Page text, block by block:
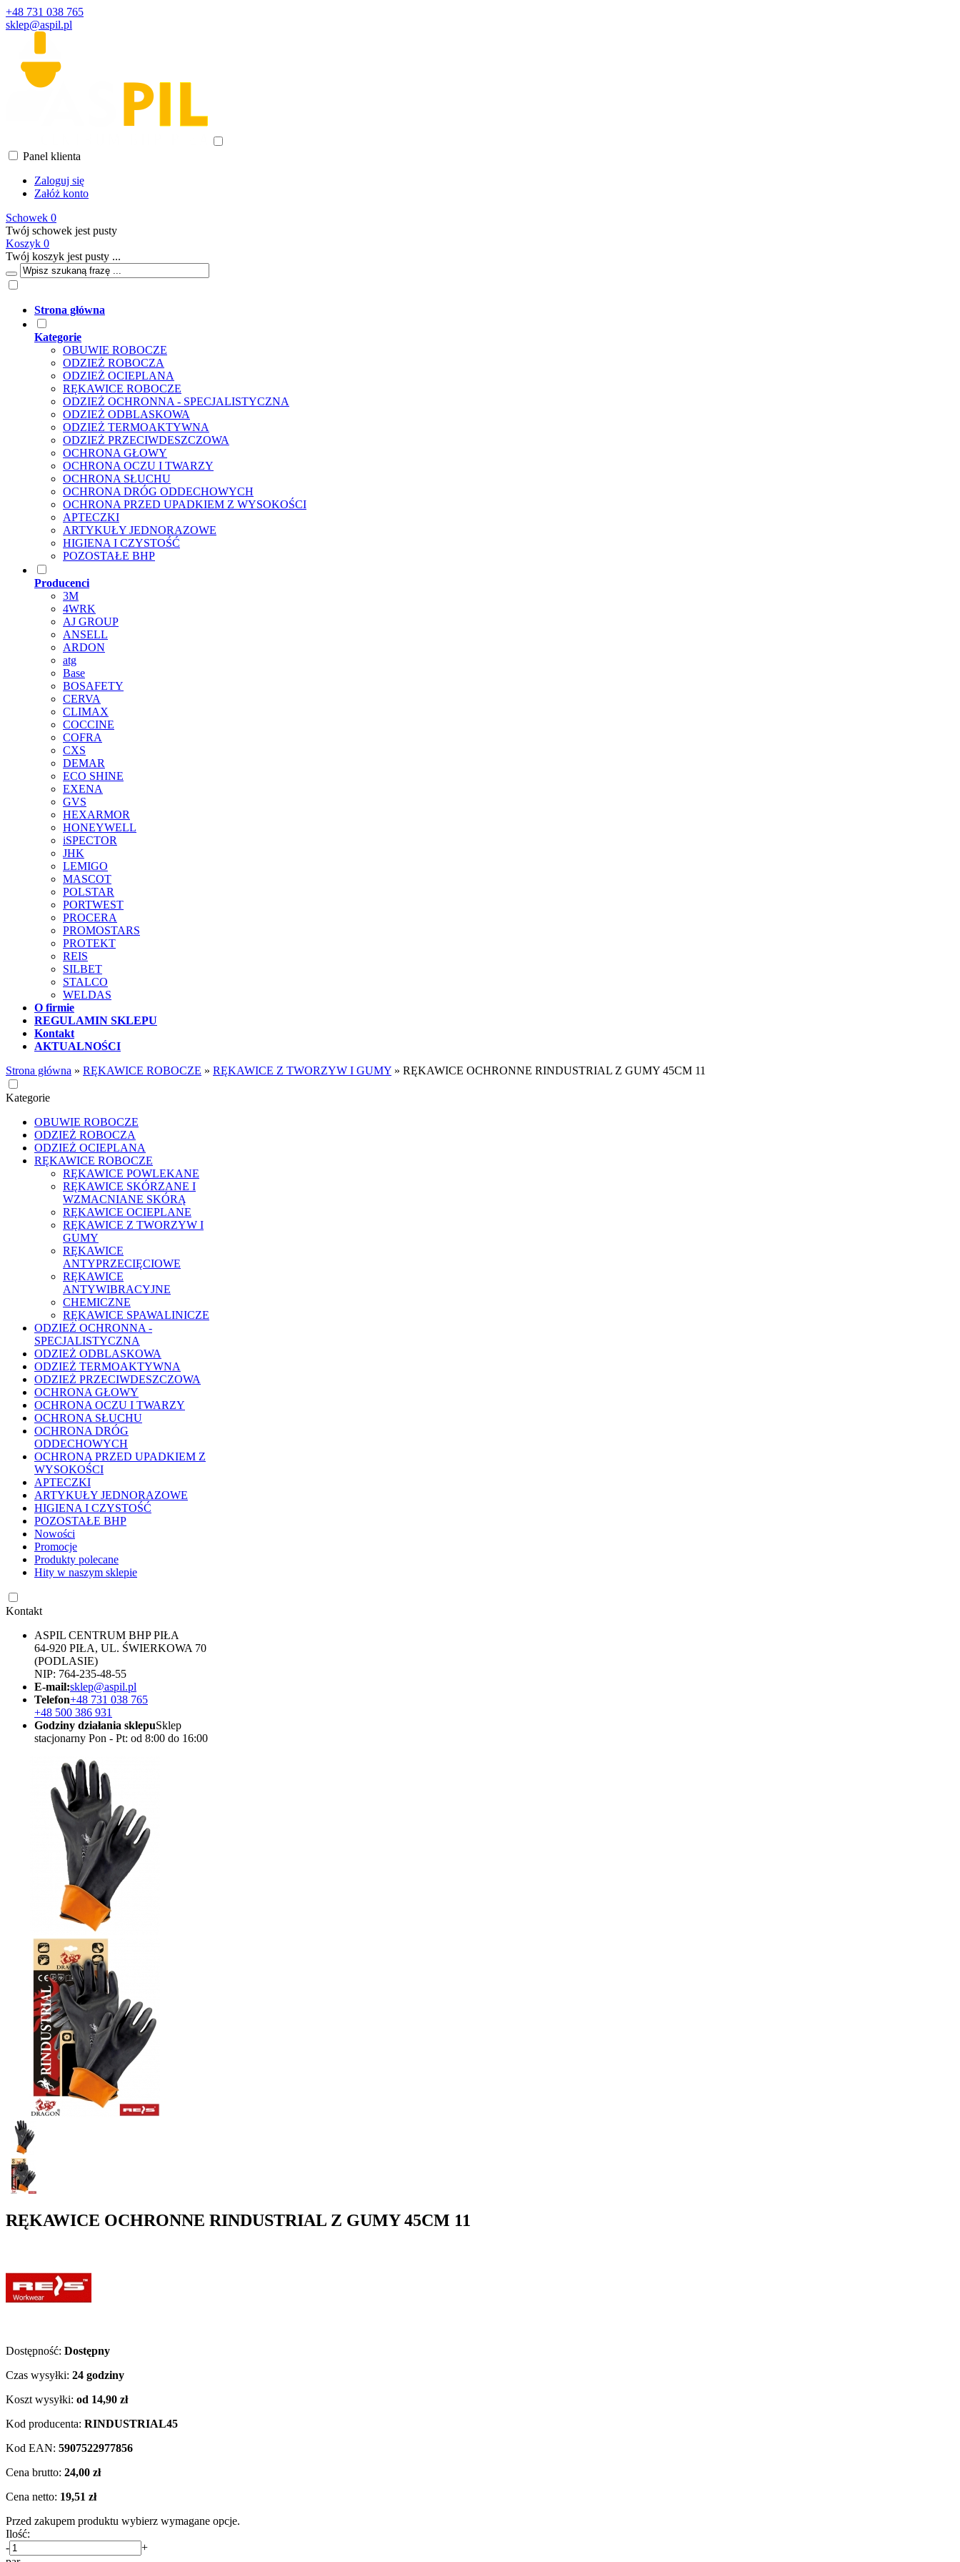
+48 731 038 765
sklep@aspil.pl
Panel klienta
Zaloguj się
Załóż konto
Schowek 0
Twój schowek jest pusty
Koszyk 0
Twój koszyk jest pusty ...
Strona główna
Kategorie
OBUWIE ROBOCZE
ODZIEŻ ROBOCZA
ODZIEŻ OCIEPLANA
RĘKAWICE ROBOCZE
ODZIEŻ OCHRONNA - SPECJALISTYCZNA
ODZIEŻ ODBLASKOWA
ODZIEŻ TERMOAKTYWNA
ODZIEŻ PRZECIWDESZCZOWA
OCHRONA GŁOWY
OCHRONA OCZU I TWARZY
OCHRONA SŁUCHU
OCHRONA DRÓG ODDECHOWYCH
OCHRONA PRZED UPADKIEM Z WYSOKOŚCI
APTECZKI
ARTYKUŁY JEDNORAZOWE
HIGIENA I CZYSTOŚĆ
POZOSTAŁE BHP
Producenci
3M
4WRK
AJ GROUP
ANSELL
ARDON
atg
Base
BOSAFETY
CERVA
CLIMAX
COCCINE
COFRA
CXS
DEMAR
ECO SHINE
EXENA
GVS
HEXARMOR
HONEYWELL
iSPECTOR
JHK
LEMIGO
MASCOT
POLSTAR
PORTWEST
PROCERA
PROMOSTARS
PROTEKT
REIS
SILBET
STALCO
WELDAS
O firmie
REGULAMIN SKLEPU
Kontakt
AKTUALNOŚCI
Strona główna » RĘKAWICE ROBOCZE » RĘKAWICE Z TWORZYW I GUMY » RĘKAWICE OCHRONNE RINDUSTRIAL Z GUMY 45CM 11
Kategorie
OBUWIE ROBOCZE
ODZIEŻ ROBOCZA
ODZIEŻ OCIEPLANA
RĘKAWICE ROBOCZE
RĘKAWICE POWLEKANE
RĘKAWICE SKÓRZANE I
WZMACNIANE SKÓRĄ
RĘKAWICE OCIEPLANE
RĘKAWICE Z TWORZYW I
GUMY
RĘKAWICE
ANTYPRZECIĘCIOWE
RĘKAWICE
ANTYWIBRACYJNE
CHEMICZNE
RĘKAWICE SPAWALINICZE
ODZIEŻ OCHRONNA -
SPECJALISTYCZNA
ODZIEŻ ODBLASKOWA
ODZIEŻ TERMOAKTYWNA
ODZIEŻ PRZECIWDESZCZOWA
OCHRONA GŁOWY
OCHRONA OCZU I TWARZY
OCHRONA SŁUCHU
OCHRONA DRÓG
ODDECHOWYCH
OCHRONA PRZED UPADKIEM Z
WYSOKOŚCI
APTECZKI
ARTYKUŁY JEDNORAZOWE
HIGIENA I CZYSTOŚĆ
POZOSTAŁE BHP
Nowości
Promocje
Produkty polecane
Hity w naszym sklepie
Kontakt
ASPIL CENTRUM BHP PIŁA
64-920 PIŁA, UL. ŚWIERKOWA 70
(PODLASIE)
NIP: 764-235-48-55
E-mail:sklep@aspil.pl
Telefon+48 731 038 765
+48 500 386 931
Godziny działania sklepuSklep
stacjonarny Pon - Pt: od 8:00 do 16:00
RĘKAWICE OCHRONNE RINDUSTRIAL Z GUMY 45CM 11
Dostępność: Dostępny
Czas wysyłki: 24 godziny
Koszt wysyłki: od 14,90 zł
Kod producenta: RINDUSTRIAL45
Kod EAN: 5907522977856
Cena brutto: 24,00 zł
Cena netto: 19,51 zł
Przed zakupem produktu wybierz wymagane opcje.
Ilość:
-
+